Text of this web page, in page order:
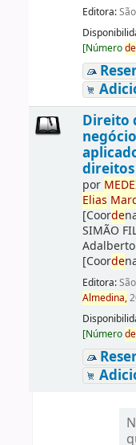
Editora:
[Númerode
Direito
por MEDE
Elias
[Coorde
SIMÃO
Adalberto
[Coorde
Editora:
Almedina,
[Númerode